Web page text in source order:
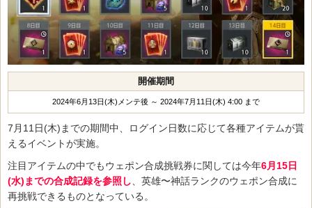
開催期間
2024年6月13日(木)メンテ後 ～ 2024年7月11日(木) 4:00 まで
7月11日(木)までの期間中、ログイン日数に応じて各種アイテムが貰
えるイベントが実施。
注目アイテムの中でもウェポン合成挑戦券に関しては今年6月15日
(水)までの合成記録を参照し、英雄〜神話ランクのウェポン合成に
再挑戦できるものとなっている。